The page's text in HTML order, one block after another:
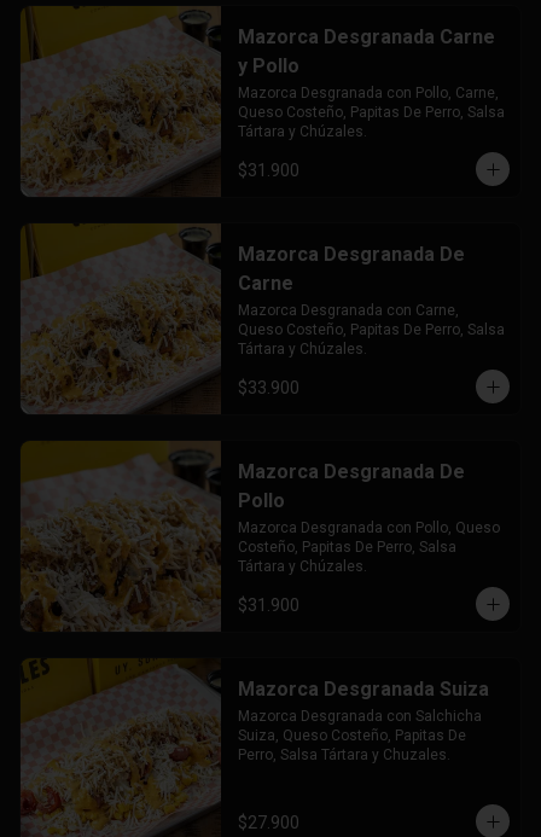
Mazorca Desgranada Carne
y Pollo
Mazorca Desgranada con Pollo, Carne,
Queso Costeño, Papitas De Perro, Salsa
Tártara y Chúzales.
$31.900
Mazorca Desgranada De
Carne
Mazorca Desgranada con Carne,
Queso Costeño, Papitas De Perro, Salsa
Tártara y Chúzales.
$33.900
Mazorca Desgranada De
Pollo
Mazorca Desgranada con Pollo, Queso
Costeño, Papitas De Perro, Salsa
Tártara y Chúzales.
$31.900
Mazorca Desgranada Suiza
Mazorca Desgranada con Salchicha
Suiza, Queso Costeño, Papitas De
Perro, Salsa Tártara y Chuzales.
$27.900